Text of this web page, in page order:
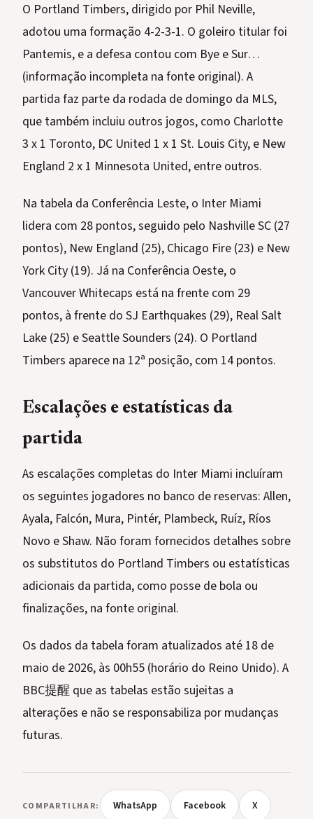
O Portland Timbers, dirigido por Phil Neville,
adotou uma formação 4-2-3-1. O goleiro titular foi
Pantemis, e a defesa contou com Bye e Sur…
(informação incompleta na fonte original). A
partida faz parte da rodada de domingo da MLS,
que também incluiu outros jogos, como Charlotte
3 x 1 Toronto, DC United 1 x 1 St. Louis City, e New
England 2 x 1 Minnesota United, entre outros.
Na tabela da Conferência Leste, o Inter Miami
lidera com 28 pontos, seguido pelo Nashville SC (27
pontos), New England (25), Chicago Fire (23) e New
York City (19). Já na Conferência Oeste, o
Vancouver Whitecaps está na frente com 29
pontos, à frente do SJ Earthquakes (29), Real Salt
Lake (25) e Seattle Sounders (24). O Portland
Timbers aparece na 12ª posição, com 14 pontos.
Escalações e estatísticas da
partida
As escalações completas do Inter Miami incluíram
os seguintes jogadores no banco de reservas: Allen,
Ayala, Falcón, Mura, Pintér, Plambeck, Ruíz, Ríos
Novo e Shaw. Não foram fornecidos detalhes sobre
os substitutos do Portland Timbers ou estatísticas
adicionais da partida, como posse de bola ou
finalizações, na fonte original.
Os dados da tabela foram atualizados até 18 de
maio de 2026, às 00h55 (horário do Reino Unido). A
BBC提醒 que as tabelas estão sujeitas a
alterações e não se responsabiliza por mudanças
futuras.
COMPARTILHAR: WhatsApp Facebook X